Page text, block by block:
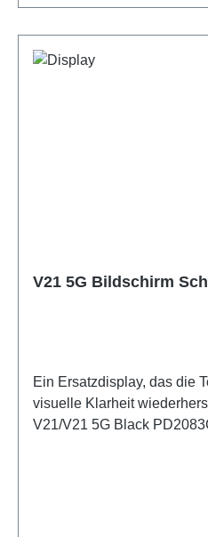
V21 5G Bildschirm
Ein Ersatzdisplay, das die
visuelle Klarheit
V21/V21 5G Black